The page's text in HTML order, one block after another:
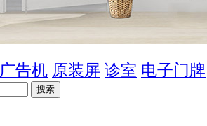
广告机 原装屏 诊室 电子门牌
搜索